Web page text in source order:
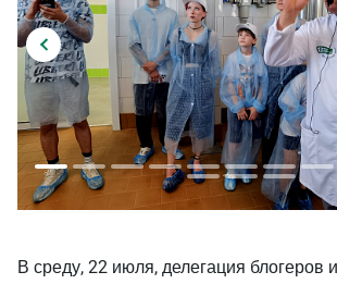
В среду, 22 июля, делегация блогеров